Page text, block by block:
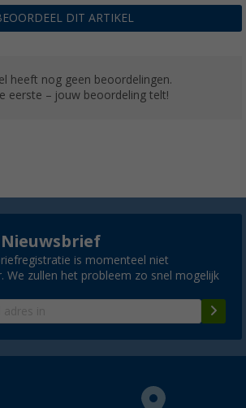
DIT ARTIKEL
heeft nog geen beoordelingen.
eerste – jouw beoordeling telt!
is momenteel niet
We zullen het probleem zo snel mogelijk